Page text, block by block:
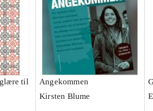
til
Angekommen
Kirsten Blume